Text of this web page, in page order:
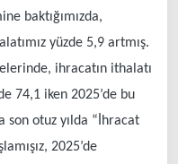
baktığımızda,
yüzde 5,9 artmış.
ihracatın ithalatı
74,1 iken 2025’de bu
son otuz yılda “İhracat
2025’de